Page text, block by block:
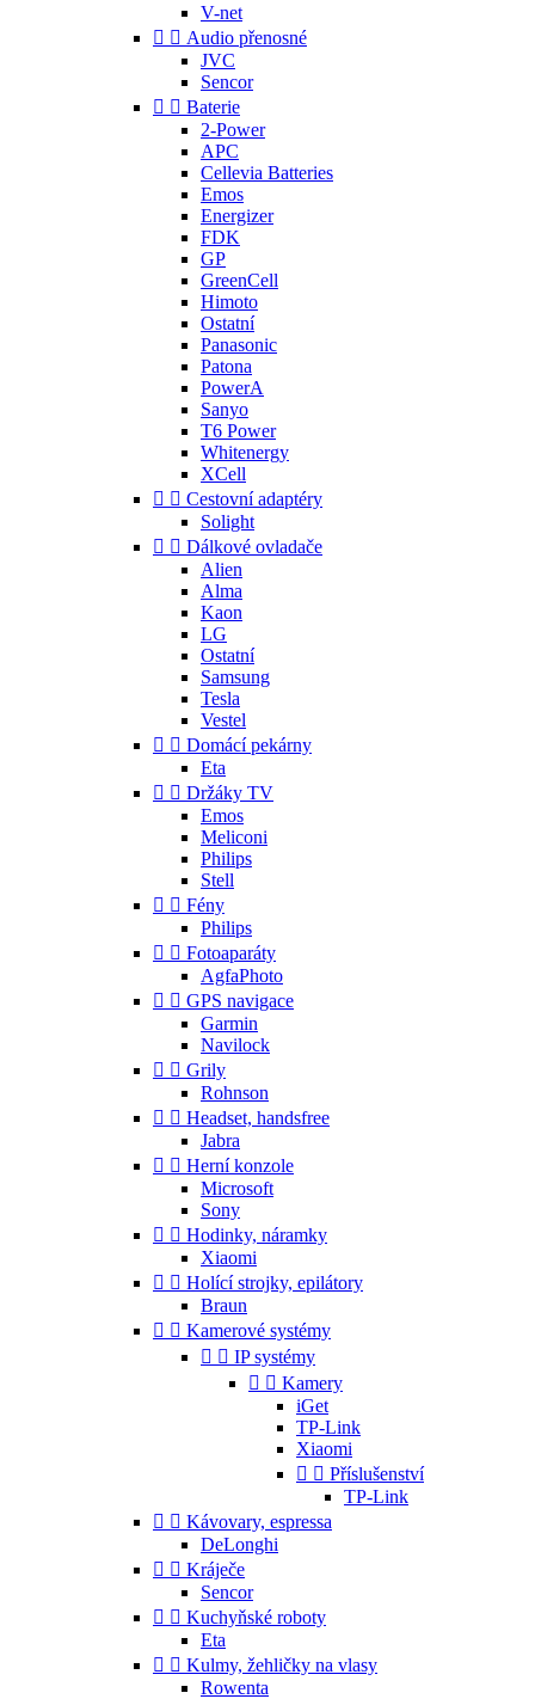
V-net
  Audio přenosné
JVC
Sencor
  Baterie
2-Power
APC
Cellevia Batteries
Emos
Energizer
FDK
GP
GreenCell
Himoto
Ostatní
Panasonic
Patona
PowerA
Sanyo
T6 Power
Whitenergy
XCell
  Cestovní adaptéry
Solight
  Dálkové ovladače
Alien
Alma
Kaon
LG
Ostatní
Samsung
Tesla
Vestel
  Domácí pekárny
Eta
  Držáky TV
Emos
Meliconi
Philips
Stell
  Fény
Philips
  Fotoaparáty
AgfaPhoto
  GPS navigace
Garmin
Navilock
  Grily
Rohnson
  Headset, handsfree
Jabra
  Herní konzole
Microsoft
Sony
  Hodinky, náramky
Xiaomi
  Holící strojky, epilátory
Braun
  Kamerové systémy
  IP systémy
  Kamery
iGet
TP-Link
Xiaomi
  Příslušenství
TP-Link
  Kávovary, espressa
DeLonghi
  Kráječe
Sencor
  Kuchyňské roboty
Eta
  Kulmy, žehličky na vlasy
Rowenta